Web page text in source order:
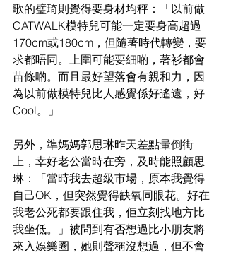
歌的璧琦則覺得要身材均秤：「以前做
CATWALK模特兒可能一定要身高超過
170cm或180cm，但隨著時代轉變，要
求都唔同。上圍可能要細啲，著衫都會
苗條啲。而且最好望落會有親和力，因
為以前做模特兒比人感覺係好遙遠，好
Cool。」
另外，準媽媽郭思琳昨天差點暈倒街
上，幸好老公當時在旁，及時能照顧思
琳：「當時我去超級市場，原本我覺得
自己OK，但突然覺得缺氧同眼花。好在
我老公死都要跟住我，佢立刻找地方比
我坐低。」被問到有否想過比小朋友將
來入娛樂圈，她則聲稱沒想過，但不會